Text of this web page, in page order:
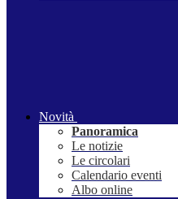
Novità
Panoramica
Le notizie
Le circolari
Calendario eventi
Albo online